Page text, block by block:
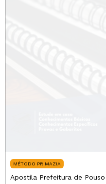
MÉTODO PRIMAZIA
Apostila Prefeitura de